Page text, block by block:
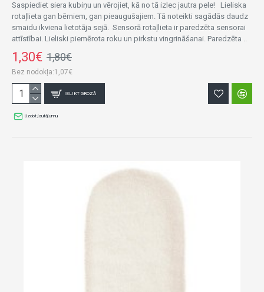
Saspiediet siera kubiņu un vērojiet, kā no tā izlec jautra pele! Lieliska
rotaļlieta gan bērniem, gan pieaugušajiem. Tā noteikti sagādās daudz
smaidu ikviena lietotāja sejā. Sensorā rotaļlieta ir paredzēta sensorai
attīstībai. Lieliski piemērota roku un pirkstu vingrināšanai. Paredzēta ..
1,30€ 1,80€
Bez nodokļa:1,07€
IELIKT GROZĀ
Uzdot jautājumu